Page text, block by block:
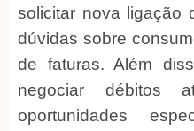
solicitar nova ligação
dúvidas sobre
de faturas. Além
negociar
oportunidades